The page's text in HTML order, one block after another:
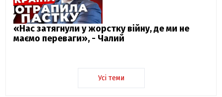
«Нас затягнули у жорстку війну, де ми не
маємо переваги», - Чалий
Усі теми